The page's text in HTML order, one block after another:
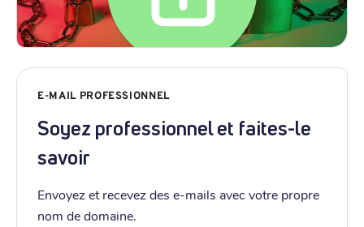
E-MAIL PROFESSIONNEL
Soyez professionnel et faites-le
savoir
Envoyez et recevez des e-mails avec votre propre
nom de domaine.